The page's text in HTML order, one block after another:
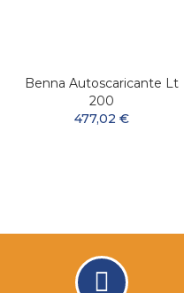
Benna Autoscaricante Lt
200
477,02 €